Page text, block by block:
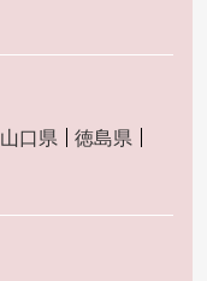
山口県
徳島県